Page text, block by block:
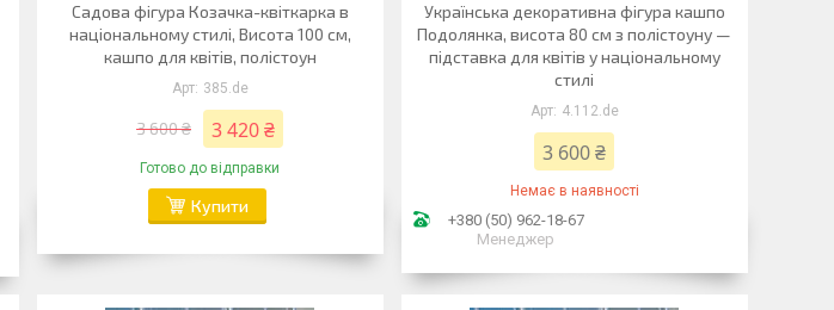
Садова фігура Козачка-квіткарка в
національному стилі, Висота 100 см,
кашпо для квітів, полістоун
385.de
3 600 ₴ 3 420 ₴
Готово до відправки
Купити
Українська декоративна фігура кашпо
Подолянка, висота 80 см з полістоуну —
підставка для квітів у національному
стилі
4.112.de
3 600 ₴
Немає в наявності
+380 (50) 962-18-67
Менеджер